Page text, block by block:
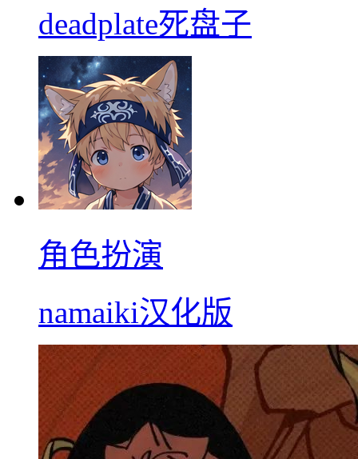
deadplate死盘子
角色扮演
namaiki汉化版